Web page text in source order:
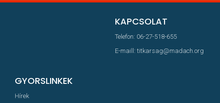
KAPCSOLAT
Telefon: 06-27-518-655
E-maill: titkarsag@madach.org
GYORSLINKEK
Hírek